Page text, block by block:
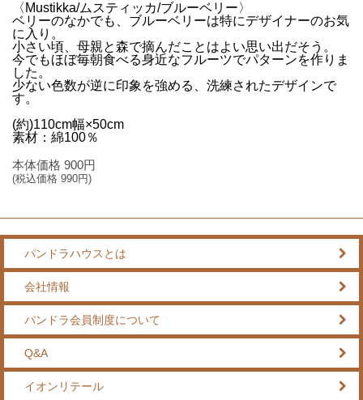
〈Mustikka/ムスティッカ/ブルーベリー〉
ベリーのなかでも、ブルーベリーは特にデザイナーのお気
に入り。
小さい頃、母親と森で摘んだことはよい思い出だそう。
今でもほぼ毎朝食べる身近なフルーツでパターンを作りま
した。
少ない色数が逆に印象を強める、洗練されたデザインで
す。
(約)110cm幅×50cm
素材：綿100％
本体価格 900円
(税込価格 990円)
パンドラハウスとは
会社情報
パンドラ会員制度について
Q&A
イオンリテール